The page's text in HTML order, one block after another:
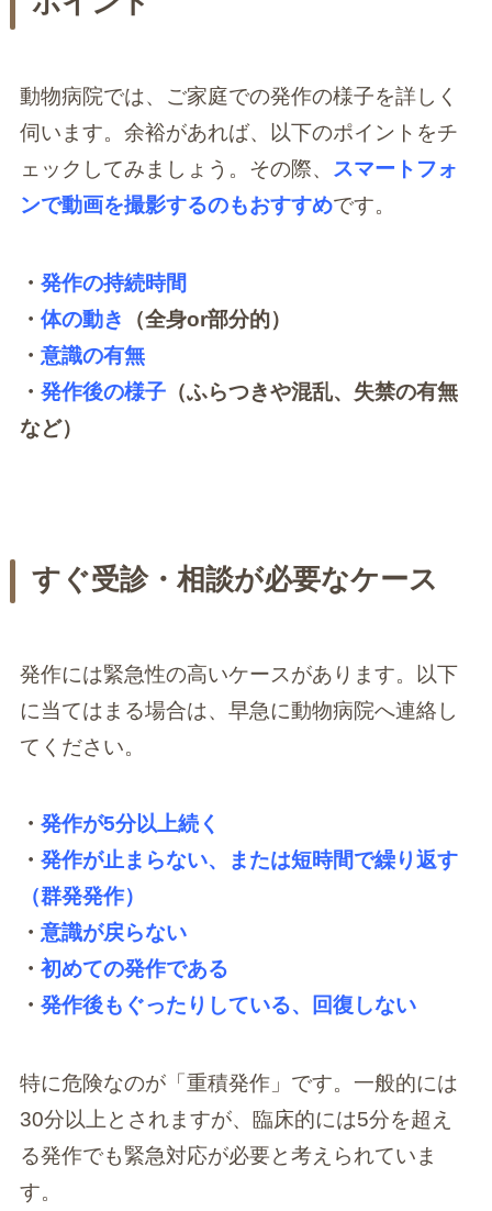
動物病院では、ご家庭での発作の様子を詳しく
伺います。余裕があれば、以下のポイントをチ
ェックしてみましょう。その際、 スマートフォ
ンで動画を撮影するのもおすすめです。
・ 発作の持続時間
・ 体の動き
（全身or部分的）
・ 意識の有無
・ 発作後の様子（ふらつきや混乱、失禁の有無
など）
すぐ受診・相談が必要なケース
発作には緊急性の高いケースがあります。以下
に当てはまる場合は、早急に動物病院へ連絡し
てください。
・ 発作が5分以上続く
・ 発作が止まらない、または短時間で繰り返す
（群発発作）
・ 意識が戻らない
・ 初めての発作である
・ 発作後もぐったりしている、回復しない
特に危険なのが「重積発作」です。一般的には
30分以上とされますが、臨床的には5分を超え
る発作でも緊急対応が必要と考えられていま
す。